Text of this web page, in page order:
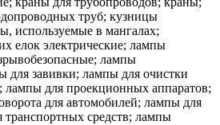
труб; кузницы
используемые в мангалах;
елок электрические; лампы
лампы
для завивки; лампы для очистки
лампы для проекционных аппаратов;
для автомобилей; лампы для
транспортных средств; лампы